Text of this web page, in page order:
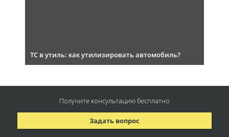
ТС в утиль: как утилизировать автомобиль?
Задать вопрос
Получите консультациюбесплатно